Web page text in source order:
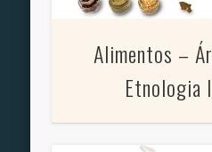
Alimentos –
Etnologia